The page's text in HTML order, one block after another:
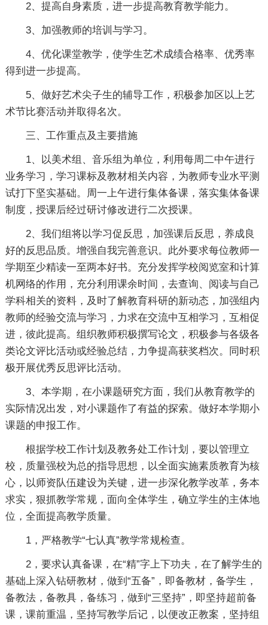
2、提高自身素质，进一步提高教育教学能力。
3、加强教师的培训与学习。
4、优化课堂教学，使学生艺术成绩合格率、优秀率
得到进一步提高。
5、做好艺术尖子生的辅导工作，积极参加区以上艺
术节比赛活动并取得名次。
三、工作重点及主要措施
1、以美术组、音乐组为单位，利用每周二中午进行
业务学习，学习课标及教材相关内容，为教师专业水平测
试打下坚实基础。周一上午进行集体备课，落实集体备课
制度，授课后经过研讨修改进行二次授课。
2、我们组将以学习促反思，加强课后反思，养成良
好的反思品质。增强自我完善意识。此外要求每位教师一
学期至少精读一至两本好书。充分发挥学校阅览室和计算
机网络的作用，充分利用课余时间，去查询、阅读与自己
学科相关的资料，及时了解教育科研的新动态，加强组内
教师的经验交流与学习，力求在交流中互相学习，互相促
进，彼此提高。组织教师积极撰写论文，积极参与各级各
类论文评比活动或经验总结，力争提高获奖档次。同时积
极开展优秀反思评比活动。
3、本学期，在小课题研究方面，我们从教育教学的
实际情况出发，对小课题作了有益的探索。做好本学期小
课题的申报工作。
根据学校工作计划及教务处工作计划，要以管理立
校，质量强校为总的指导思想，以全面实施素质教育为核
心，以师资队伍建设为关键，进一步深化教学改革，务本
求实，狠抓教学常规，面向全体学生，确立学生的主体地
位，全面提高教学质量。
1，严格教学“七认真”教学常规检查。
2，要求认真备课，在“精”字上下功夫，在了解学生的
基础上深入钻研教材，做到“五备”，即备教材，备学生，
备教法，备教具，备练习，做到“三坚持”，即坚持超前备
课，课前重温，坚持写教学后记，以便改正教案，坚持组